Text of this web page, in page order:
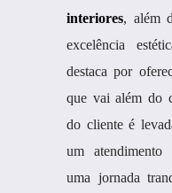
interiores, além
excelência
destaca por
que vai além do
do cliente é
um atendimento
uma jornada